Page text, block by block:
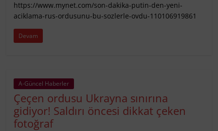
https://www.mynet.com/son-dakika-putin-den-yeni-
aciklama-rus-ordusunu-bu-sozlerle-ovdu-110106919861
Devam
A-Güncel Haberler
Çeçen ordusu Ukrayna sınırına
gidiyor! Saldırı öncesi dikkat çeken
fotoğraf